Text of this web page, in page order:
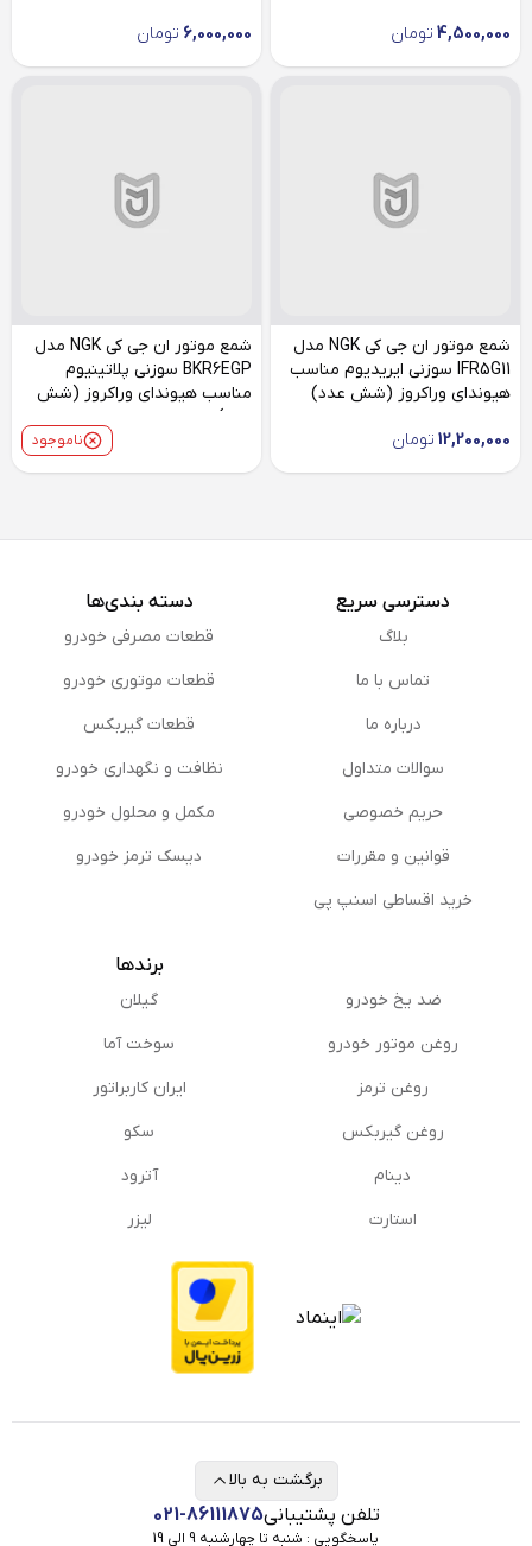
4,500,000 تومان 6,000,000 تومان
شمع موتور ان جی کی NGK مدل
IFR5G11 سوزنی ایریدیوم مناسب
هیوندای وراکروز (شش عدد)
12,200,000 تومان
شمع موتور ان جی کی NGK مدل
BKR6EGP سوزنی پلاتینیوم
مناسب هیوندای وراکروز (شش
عدد)
ناموجود
دسترسی سریع
بلاگ
تماس با ما
درباره ما
سوالات متداول
حریم خصوصی
قوانین و مقررات
خرید اقساطی اسنپ پی
دسته بندی‌ها
قطعات مصرفی خودرو
قطعات موتوری خودرو
قطعات گیربکس
نظافت و نگهداری خودرو
مكمل و محلول خودرو
دیسک ترمز خودرو
ضد یخ خودرو
روغن موتور خودرو
روغن ترمز
روغن گیربكس
دینام
استارت
برندها
گیلان
سوخت آما
ایران کاربراتور
سکو
آترود
لیزر
تلفن پشتیبانی021-86111875
پاسخگویی : شنبه تا چهارشنبه 9 الی 19
برگشت به بالا